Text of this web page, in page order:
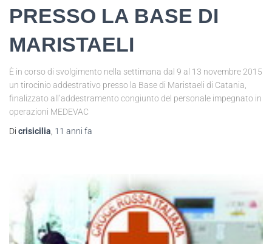
PRESSO LA BASE DI
MARISTAELI
È in corso di svolgimento nella settimana dal 9 al 13 novembre 2015
un tirocinio addestrativo presso la Base di Maristaeli di Catania,
finalizzato all’addestramento congiunto del personale impegnato in
operazioni MEDEVAC
Di crisicilia, 11 anni fa